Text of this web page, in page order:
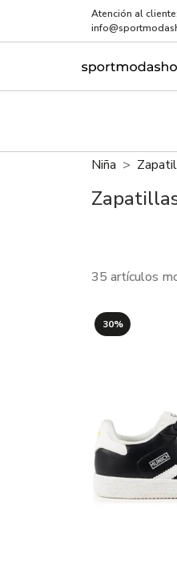
Atención al cliente:
Niña
35 artículos
30%